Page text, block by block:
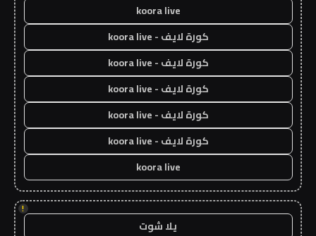
koora live
كورة لايف - koora live
كورة لايف - koora live
كورة لايف - koora live
كورة لايف - koora live
كورة لايف - koora live
koora live
!
يلا شوت